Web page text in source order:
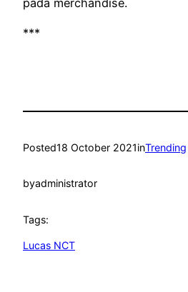
***
Posted18 October 2021inTrending
byadministrator
Tags:
Lucas NCT